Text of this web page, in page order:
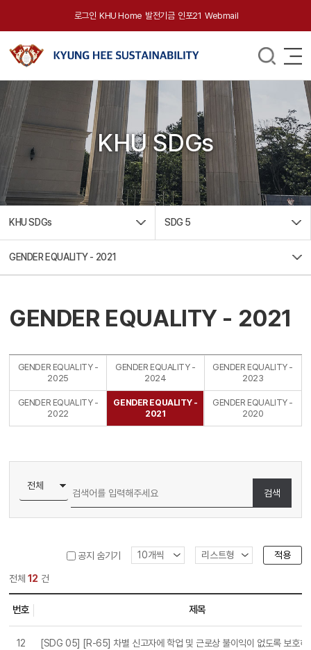
로그인 KHU Home 발전기금 인포21 Webmail
KHU SDGs
KHU SDGs SDG 5
GENDER EQUALITY - 2021
GENDER EQUALITY - 2021
GENDER EQUALITY -
2025
GENDER EQUALITY -
2024
GENDER EQUALITY -
2023
GENDER EQUALITY -
2022
GENDER EQUALITY -
2021
GENDER EQUALITY -
2020
검색
공지 숨기기 적용
전체 12 건
- 2021 목록
번호 제목
12 [SDG 05] [R-65] 차별 신고자에 학업 및 근로상 불이익이 없도록 보호하